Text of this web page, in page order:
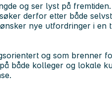
og ser lyst på
derfor etter både
nye utfordringer i en
og som brenner
både kolleger og lokale